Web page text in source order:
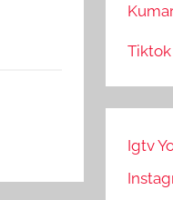
Igtv